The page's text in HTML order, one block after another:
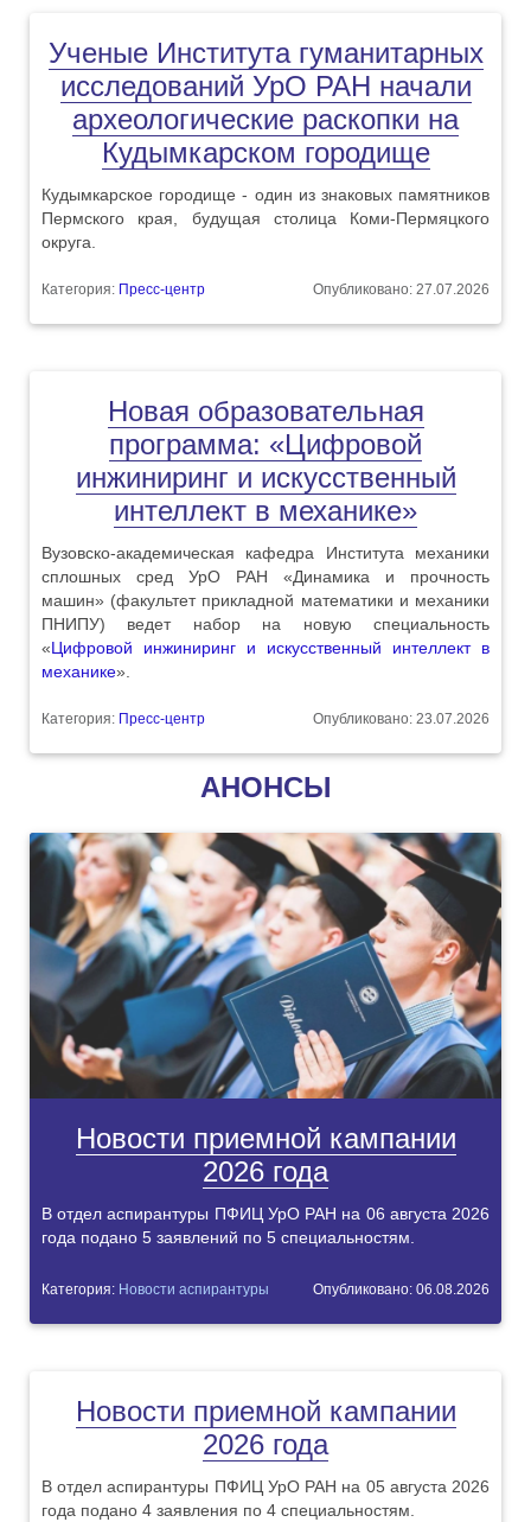
Ученые Института гуманитарных
исследований УрО РАН начали
археологические раскопки на
Кудымкарском городище
Кудымкарское городище - один из знаковых памятников
Пермского края, будущая столица Коми-Пермяцкого
округа.
Категория: Пресс-центр Опубликовано: 27.07.2026
Новая образовательная
программа: «Цифровой
инжиниринг и искусственный
интеллект в механике»
Вузовско-академическая кафедра Института механики
сплошных сред УрО РАН «Динамика и прочность
машин» (факультет прикладной математики и механики
ПНИПУ) ведет набор на новую специальность
« Цифровой инжиниринг и искусственный интеллект в
механике».
Категория: Пресс-центр Опубликовано: 23.07.2026
АНОНСЫ
Новости приемной кампании
2026 года
В отдел аспирантуры ПФИЦ УрО РАН на 06 августа 2026
года подано 5 заявлений по 5 специальностям.
Категория: Новости аспирантуры Опубликовано: 06.08.2026
Новости приемной кампании
2026 года
В отдел аспирантуры ПФИЦ УрО РАН на 05 августа 2026
года подано 4 заявления по 4 специальностям.